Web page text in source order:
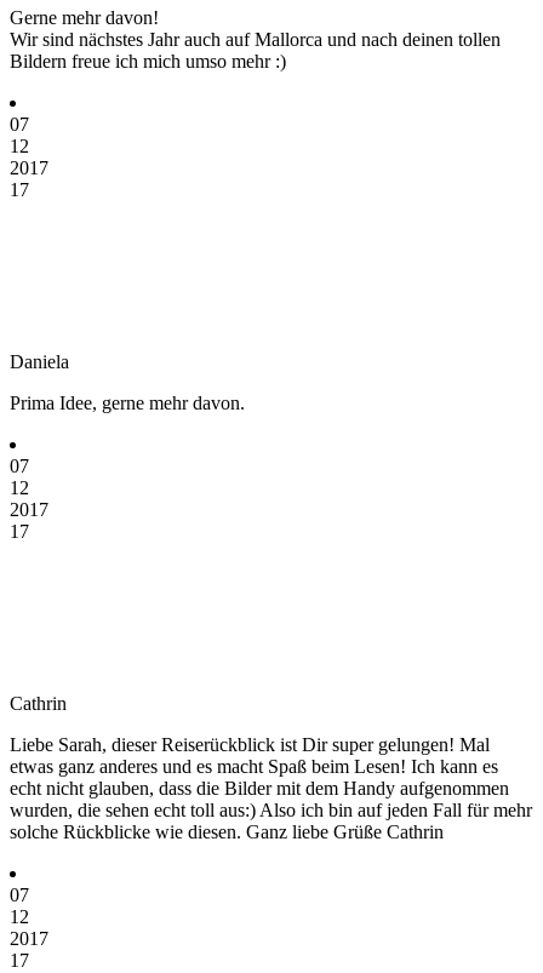
Gerne mehr davon!
Wir sind nächstes Jahr auch auf Mallorca und nach deinen tollen
Bildern freue ich mich umso mehr :)
07
12
2017
17
Daniela
Prima Idee, gerne mehr davon.
07
12
2017
17
Cathrin
Liebe Sarah, dieser Reiserückblick ist Dir super gelungen! Mal
etwas ganz anderes und es macht Spaß beim Lesen! Ich kann es
echt nicht glauben, dass die Bilder mit dem Handy aufgenommen
wurden, die sehen echt toll aus:) Also ich bin auf jeden Fall für mehr
solche Rückblicke wie diesen. Ganz liebe Grüße Cathrin
07
12
2017
17